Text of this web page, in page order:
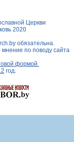
Церкви
2020
обязательна.
мнение по поводу сайта
формой.
год.